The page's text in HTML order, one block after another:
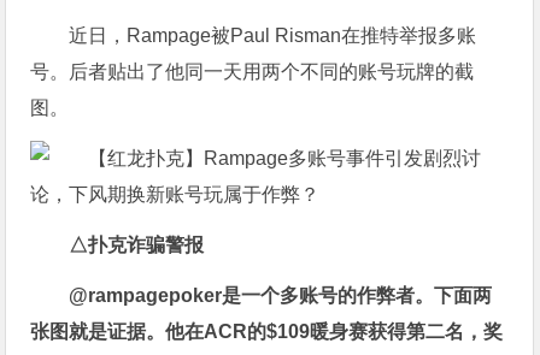
近日，Rampage被Paul Risman在推特举报多账
号。后者贴出了他同一天用两个不同的账号玩牌的截
图。
△扑克诈骗警报
@rampagepoker是一个多账号的作弊者。下面两
张图就是证据。他在ACR的$109暖身赛获得第二名，奖